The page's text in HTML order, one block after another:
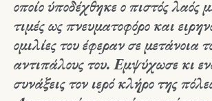
οποίο ύποδέχθηκε ο πιστός λαός
τιμές ως πνευματοφόρο και
ομιλίες του έφεραν σε μετάνοια
αντιπάλους του. Εμψύχωσε κι
συνάξεις τον ιερό κλήρο της